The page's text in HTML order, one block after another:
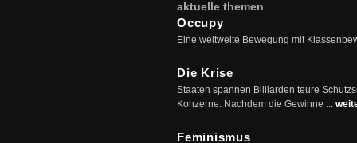
aktuelle themen
Occupy
Eine weltweite Bewegung mit
Die Krise
Staaten spannen Billiarden teure
Konzerne. Nachdem die Gewinne ...
Feminismus